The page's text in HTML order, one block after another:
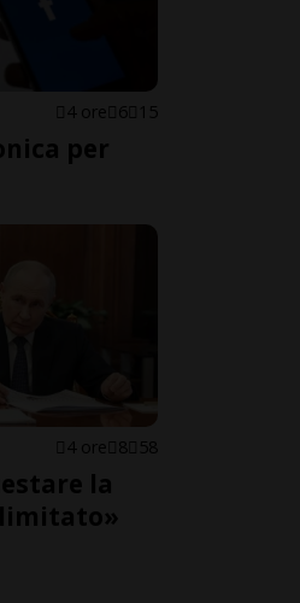
4 ore 6 15
per
4 ore 8 58
la